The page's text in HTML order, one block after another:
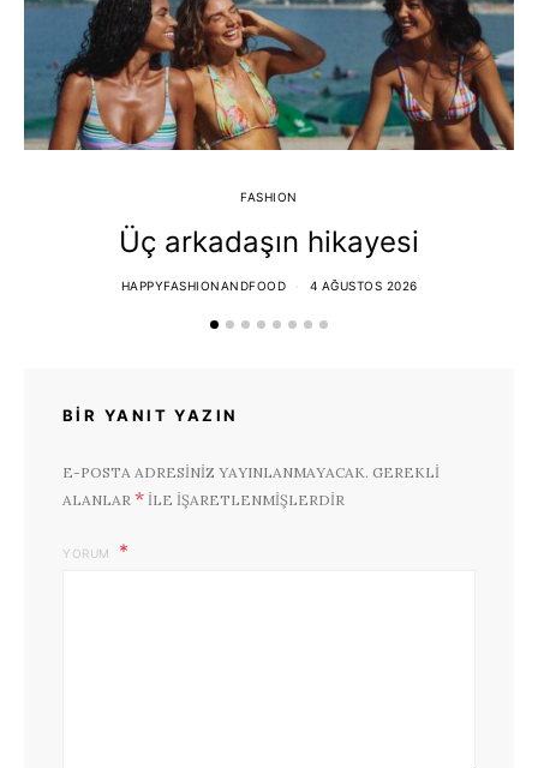
FASHION
Üç arkadaşın hikayesi
HAPPYFASHIONANDFOOD 4 AĞUSTOS 2026
BIR YANIT YAZIN
E-POSTA ADRESINIZ YAYINLANMAYACAK. GEREKLI
ALANLAR * ILE IŞARETLENMIŞLERDIR
YORUM